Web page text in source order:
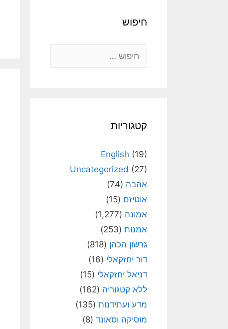
חיפוש
קטגוריות
English (19)
Uncategorized (27)
אהבה (74)
אוטיזם (15)
אמונה (1,277)
אמנות (253)
גרשון הכהן (818)
דור יחזקאלי (16)
דניאל יחזקאלי (15)
ללא קטגוריה (162)
מדע ועתידנות (135)
מוסיקה וסאונד (8)